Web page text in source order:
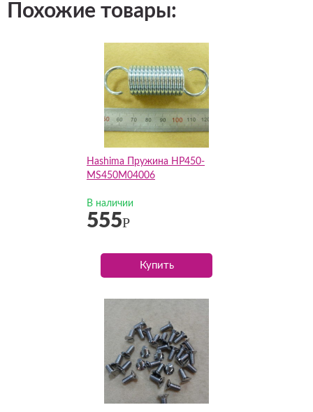
Похожие товары:
Hashima Пружина HP450-
MS450M04006
В наличии
555Р
Купить